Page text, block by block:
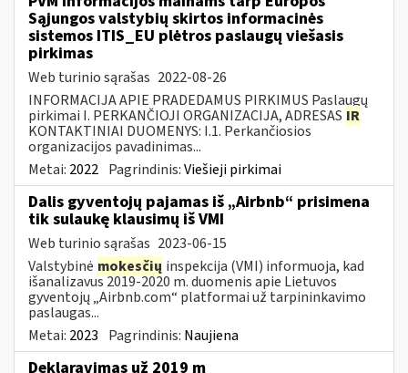
Sąjungos valstybių skirtos informacinės
sistemos ITIS_EU plėtros paslaugų viešasis
pirkimas
Web turinio sąrašas 2022-08-26
INFORMACIJA APIE PRADEDAMUS PIRKIMUS Paslaugų
pirkimai I. PERKANČIOJI ORGANIZACIJA, ADRESAS IR
KONTAKTINIAI DUOMENYS: I.1. Perkančiosios
organizacijos pavadinimas...
Metai: 2022 Pagrindinis:Viešieji pirkimai
Dalis gyventojų pajamas iš „Airbnb“ prisimena
tik sulaukę klausimų iš VMI
Web turinio sąrašas 2023-06-15
Valstybinė mokesčių inspekcija (VMI) informuoja, kad
išanalizavus 2019-2020 m. duomenis apie Lietuvos
gyventojų „Airbnb.com“ platformai už tarpininkavimo
paslaugas...
Metai: 2023 Pagrindinis: Naujiena
Deklaravimas už 2019 m